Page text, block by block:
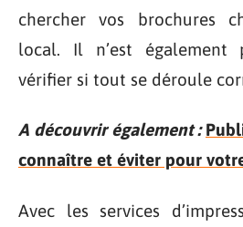
chercher vos brochures
local. Il n’est également
vérifier si tout se déroule
A découvrir également :
connaître et éviter pour
Avec les services